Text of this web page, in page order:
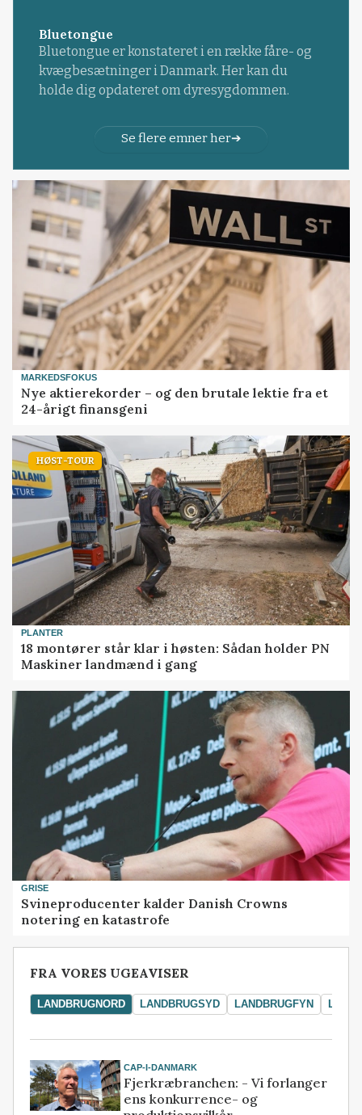
Bluetongue
Bluetongue er konstateret i en række fåre- og
kvægbesætninger i Danmark. Her kan du
holde dig opdateret om dyresygdommen.
Se flere emner her
MARKEDSFOKUS
Nye aktierekorder – og den brutale lektie fra et
24-årigt finansgeni
HØST-TOUR
PLANTER
18 montører står klar i høsten: Sådan holder PN
Maskiner landmænd i gang
GRISE
Svineproducenter kalder Danish Crowns
notering en katastrofe
FRA VORES UGEAVISER
LANDBRUGNORD LANDBRUGSYD LANDBRUGFYN
CAP-I-DANMARK
Fjerkræbranchen: - Vi forlanger
ens konkurrence- og